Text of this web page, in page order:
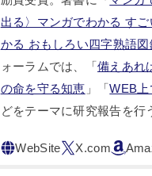
出る〉マンガでわかる す
かる おもしろい四字熟語図
ォーラムでは、「備えあれ
の命を守る知恵 」「WEB上
どをテーマに研究報告を行